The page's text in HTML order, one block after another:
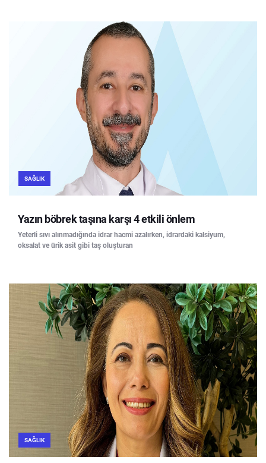
SAĞLIK
Yazın böbrek taşına karşı 4 etkili önlem
Yeterli sıvı alınmadığında idrar hacmi azalırken, idrardaki kalsiyum,
oksalat ve ürik asit gibi taş oluşturan
SAĞLIK